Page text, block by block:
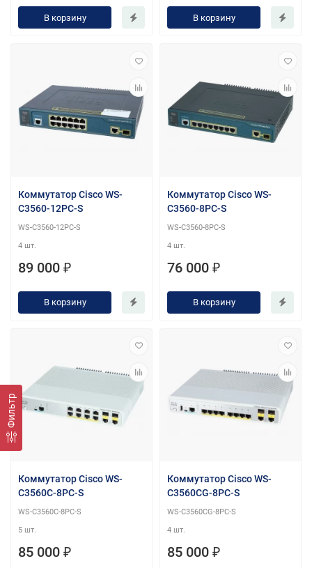
Фильтр
В корзину В корзину
Коммутатор Cisco WS-
C3560-12PC-S
WS-C3560-12PC-S
4 шт.
89 000 ₽
В корзину
Коммутатор Cisco WS-
C3560-8PC-S
WS-C3560-8PC-S
4 шт.
76 000 ₽
В корзину
Коммутатор Cisco WS-
C3560C-8PC-S
WS-C3560C-8PC-S
5 шт.
85 000 ₽
Коммутатор Cisco WS-
C3560CG-8PC-S
WS-C3560CG-8PC-S
4 шт.
85 000 ₽